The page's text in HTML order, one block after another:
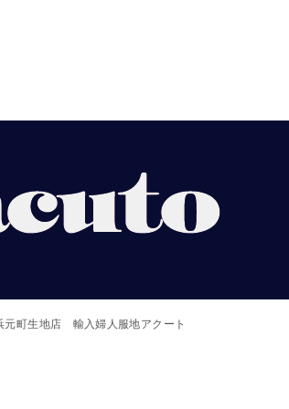
】
元町生地店 輸入婦人服地アクート